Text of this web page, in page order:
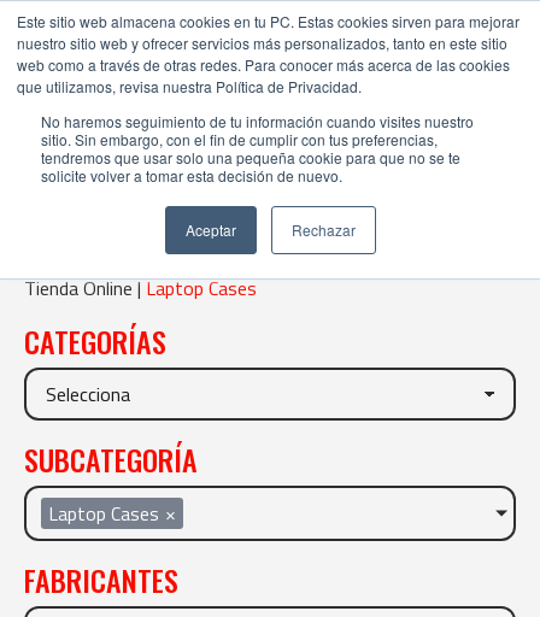
Este sitio web almacena cookies en tu PC. Estas cookies sirven para mejorar
nuestro sitio web y ofrecer servicios más personalizados, tanto en este sitio
web como a través de otras redes. Para conocer más acerca de las cookies
que utilizamos, revisa nuestra Política de Privacidad.
No haremos seguimiento de tu información cuando visites nuestro
sitio. Sin embargo, con el fin de cumplir con tus preferencias,
tendremos que usar solo una pequeña cookie para que no se te
solicite volver a tomar esta decisión de nuevo.
Aceptar Rechazar
LAPTOP CASES
Tienda Online |Laptop Cases
CATEGORÍAS
SUBCATEGORÍA
Laptop Cases ×
FABRICANTES